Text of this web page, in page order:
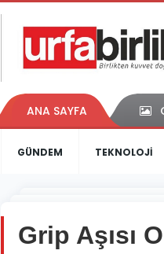
ANA SAYFA
GÜNDEM TEKNOLOJİ
Grip Aşısı